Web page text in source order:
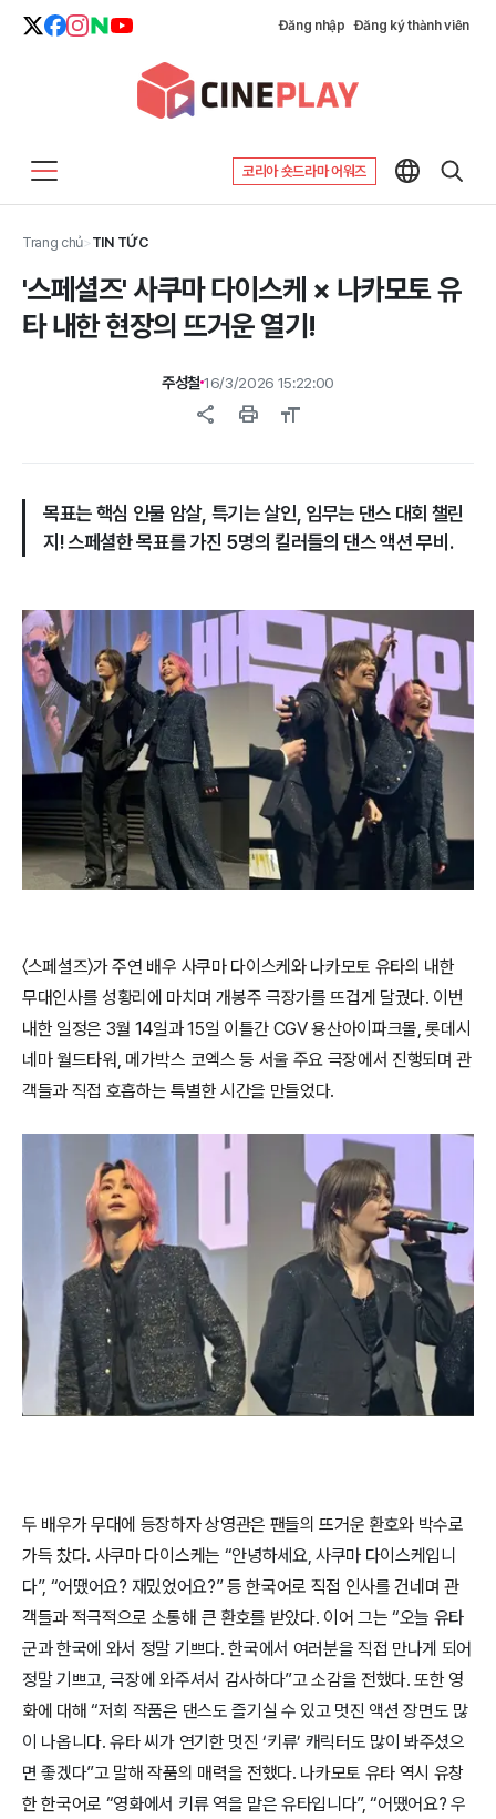
Đăng nhập Đăng ký thành viên
코리아 숏드라마 어워즈
Trang chủ>TIN TỨC
'스페셜즈' 사쿠마 다이스케 × 나카모토 유
타 내한 현장의 뜨거운 열기!
주성철 16/3/2026 15:22:00
share print format_size
목표는 핵심 인물 암살, 특기는 살인, 임무는 댄스 대회 챌린
지! 스페셜한 목표를 가진 5명의 킬러들의 댄스 액션 무비.
〈스페셜즈〉가 주연 배우 사쿠마 다이스케와 나카모토 유타의 내한
무대인사를 성황리에 마치며 개봉주 극장가를 뜨겁게 달궜다. 이번
내한 일정은 3월 14일과 15일 이틀간 CGV 용산아이파크몰, 롯데시
네마 월드타워, 메가박스 코엑스 등 서울 주요 극장에서 진행되며 관
객들과 직접 호흡하는 특별한 시간을 만들었다.
두 배우가 무대에 등장하자 상영관은 팬들의 뜨거운 환호와 박수로
가득 찼다. 사쿠마 다이스케는 “안녕하세요, 사쿠마 다이스케입니
다”, “어땠어요? 재밌었어요?”등 한국어로 직접 인사를 건네며 관
객들과 적극적으로 소통해 큰 환호를 받았다. 이어 그는 “오늘 유타
군과 한국에 와서 정말 기쁘다. 한국에서 여러분을 직접 만나게 되어
정말 기쁘고, 극장에 와주셔서 감사하다”고 소감을 전했다. 또한 영
화에 대해“저희 작품은 댄스도 즐기실 수 있고 멋진 액션 장면도 많
이 나옵니다. 유타 씨가 연기한 멋진 ‘키류’ 캐릭터도 많이 봐주셨으
면 좋겠다”고 말해 작품의 매력을 전했다. 나카모토 유타 역시 유창
한 한국어로 “영화에서 키류 역을 맡은 유타입니다”,“어땠어요? 우